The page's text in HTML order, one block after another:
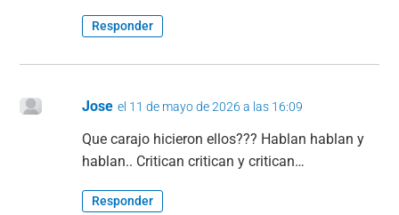
Responder
Jose el 11 de mayo de 2026 a las 16:09
Que carajo hicieron ellos??? Hablan hablan y
hablan.. Critican critican y critican…
Responder